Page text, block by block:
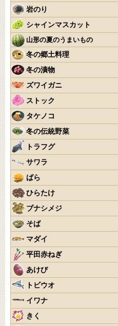
岩のり
シャインマスカット
山形の夏のうまいもの
冬の郷土料理
冬の漬物
ズワイガニ
ストック
タケノコ
冬の伝統野菜
トラフグ
サワラ
ばら
ひらたけ
ブナシメジ
そば
マダイ
平田赤ねぎ
あけび
トビウオ
イワナ
きく